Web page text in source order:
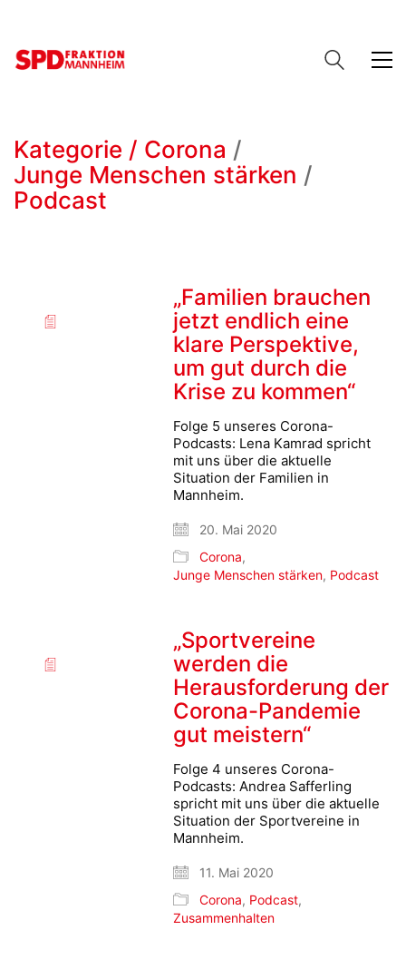
Kategorie / Corona /
Junge Menschen stärken /
Podcast
„Familien brauchen
jetzt endlich eine
klare Perspektive,
um gut durch die
Krise zu kommen“
Folge 5 unseres Corona-
Podcasts: Lena Kamrad spricht
mit uns über die aktuelle
Situation der Familien in
Mannheim.
20. Mai 2020
Corona,
Junge Menschen stärken, Podcast
„Sportvereine
werden die
Herausforderung der
Corona-Pandemie
gut meistern“
Folge 4 unseres Corona-
Podcasts: Andrea Safferling
spricht mit uns über die aktuelle
Situation der Sportvereine in
Mannheim.
11. Mai 2020
Corona, Podcast,
Zusammenhalten